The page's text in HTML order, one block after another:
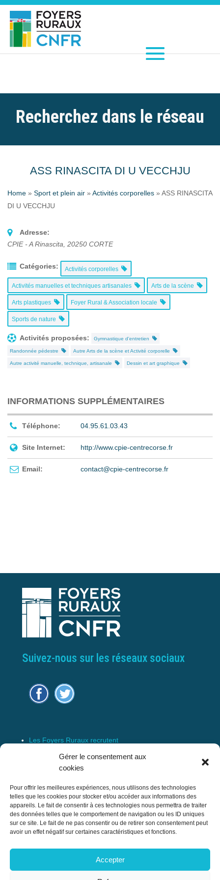
Gérer le consentement aux
cookies
Pour offrir les meilleures expériences, nous utilisons des technologies
telles que les cookies pour stocker et/ou accéder aux informations des
appareils. Le fait de consentir à ces technologies nous permettra de traiter
des données telles que le comportement de navigation ou les ID uniques
sur ce site. Le fait de ne pas consentir ou de retirer son consentement peut
avoir un effet négatif sur certaines caractéristiques et fonctions.
Accepter
Recherchez dans le réseau
ASS RINASCITA DI U VECCHJU
Home » Sport et plein air » Activités corporelles » ASS RINASCITA
DI U VECCHJU
Adresse:
CPIE - A Rinascita 20250 CORTE
Catégories: Activités corporelles
Activités manuelles et techniques artisanales Arts de la scène
Arts plastiques Foyer Rural & Association locale
Sports de nature
Activités proposées: Gymnastique d'entretien
Randonnée pédestre Autre Arts de la scène et Activité corporelle
Autre activité manuelle, technique, artisanale Dessin et art graphique
INFORMATIONS SUPPLÉMENTAIRES
Téléphone: 04.95.61.03.43
Site Internet: http://www.cpie-centrecorse.fr
Email: contact@cpie-centrecorse.fr
Suivez-nous sur les réseaux sociaux
Les Foyers Ruraux recrutent
Connexion
Espace Membre
Confédération Nationale des Foyers Ruraux
& Associations de développement et
17 rue Navoiseau – 93100 MONTREUIL